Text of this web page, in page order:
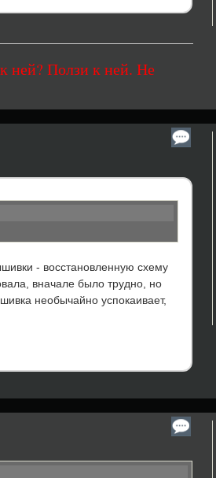
ней? Ползи к ней. Не
- восстановленную схему
вначале было трудно, но
необычайно успокаивает,